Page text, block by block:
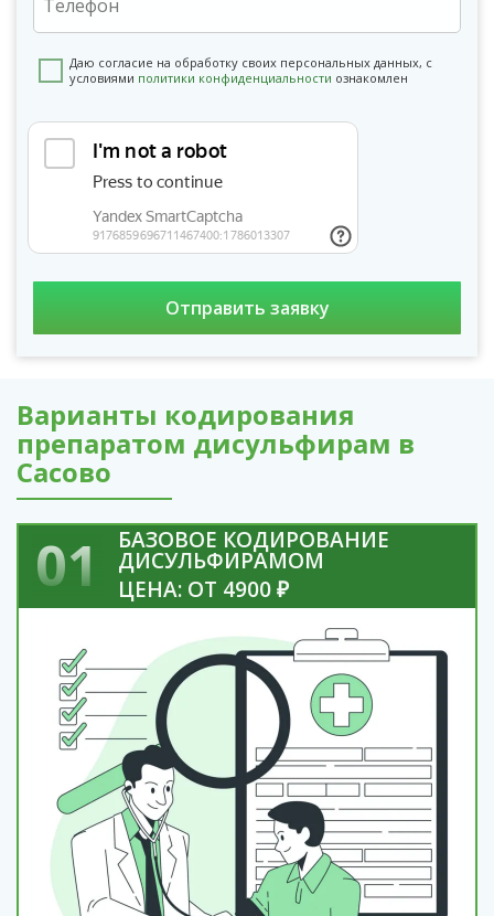
Даю согласие на обработку своих персональных данных, с
условиями политики конфиденциальности ознакомлен
Варианты кодирования
препаратом дисульфирам в
Сасово
01 БАЗОВОЕ КОДИРОВАНИЕ
ДИСУЛЬФИРАМОМ
ЦЕНА: ОТ 4900 ₽